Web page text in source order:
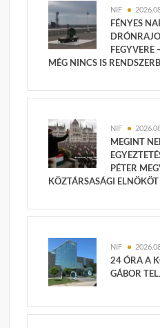
NIF
FÉNYES
MÉG NINCS IS
NIF
MEGINT
PÉTER
KÖZTÁRSASÁGI
NIF
24 ÓRA A
GÁBOR